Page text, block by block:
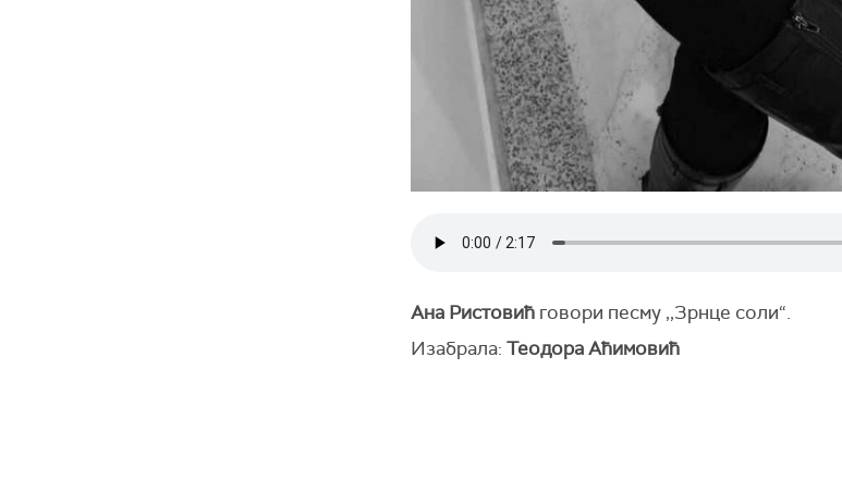
Ана Ристовић говори песму ,,Зрнце соли“.
Изабрала: Теодора Аћимовић